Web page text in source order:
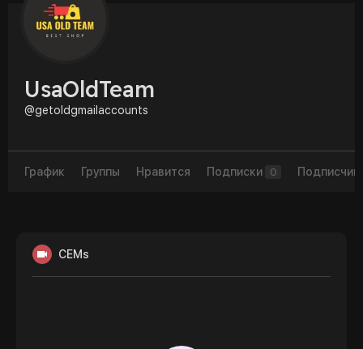
UsaOldTeam
@getoldgmailaccounts
График Группы Нравится Подписки 0
CEMs